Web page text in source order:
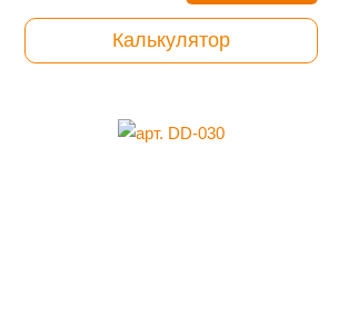
Калькулятор